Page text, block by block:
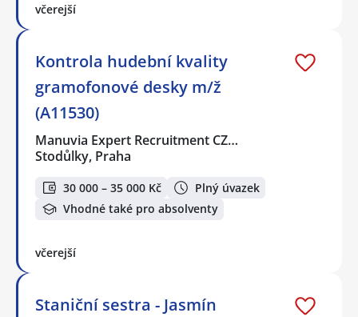
včerejší
Kontrola hudební kvality
gramofonové desky️ m/ž
(A11530)
Manuvia Expert Recruitment CZ…
Stodůlky, Praha
30 000 – 35 000 Kč
Plný úvazek
Vhodné také pro absolventy
včerejší
Staniční sestra - Jasmín